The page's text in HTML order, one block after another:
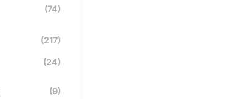
(74)
(217)
(24)
(9)